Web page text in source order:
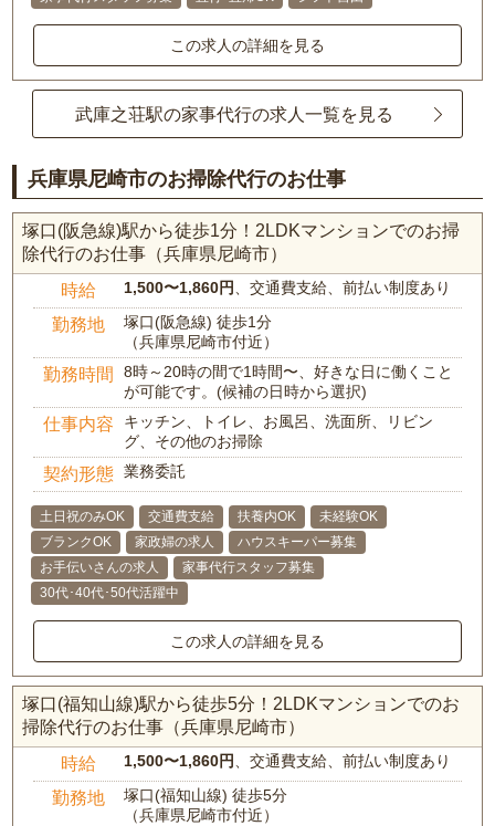
この求人の詳細を見る
武庫之荘駅の家事代行の求人一覧を見る
兵庫県尼崎市のお掃除代行のお仕事
塚口(阪急線)駅から徒歩1分！2LDKマンションでのお掃
除代行のお仕事（兵庫県尼崎市）
時給 1,500〜1,860円 、交通費支給、前払い制度あり
勤務地
塚口(阪急線) 徒歩1分
（兵庫県尼崎市付近）
勤務時間
8時～20時の間で1時間〜、好きな日に働くこと
が可能です。(候補の日時から選択)
仕事内容
キッチン、トイレ、お風呂、洗面所、リビン
グ、その他のお掃除
契約形態 業務委託
土日祝のみOK 交通費支給 扶養内OK
未経験OK
ブランクOK
家政婦の求人
ハウスキーパー募集
お手伝いさんの求人
家事代行スタッフ募集
30代･40代･50代活躍中
この求人の詳細を見る
塚口(福知山線)駅から徒歩5分！2LDKマンションでのお
掃除代行のお仕事（兵庫県尼崎市）
時給 1,500〜1,860円 、交通費支給、前払い制度あり
勤務地
塚口(福知山線) 徒歩5分
（兵庫県尼崎市付近）